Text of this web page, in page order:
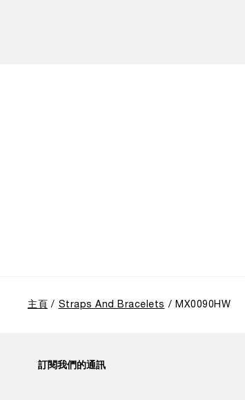
主頁 Straps And Bracelets MX0090HW
訂閱我們的通訊